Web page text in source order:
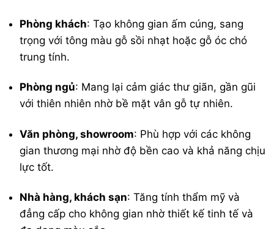
Phòng khách: Tạo không gian ấm cúng, sang
trọng với tông màu gỗ sồi nhạt hoặc gỗ óc chó
trung tính.
Phòng ngủ: Mang lại cảm giác thư giãn, gần gũi
với thiên nhiên nhờ bề mặt vân gỗ tự nhiên.
Văn phòng, showroom: Phù hợp với các không
gian thương mại nhờ độ bền cao và khả năng chịu
lực tốt.
Nhà hàng, khách sạn: Tăng tính thẩm mỹ và
đẳng cấp cho không gian nhờ thiết kế tinh tế và